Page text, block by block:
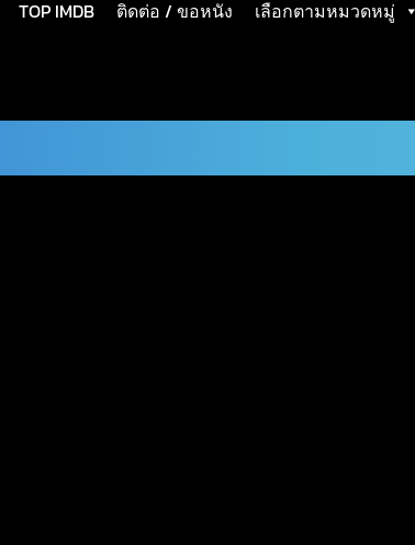
TOP IMDB ติดต่อ / ขอหนัง เลือกตามหมวดหมู่